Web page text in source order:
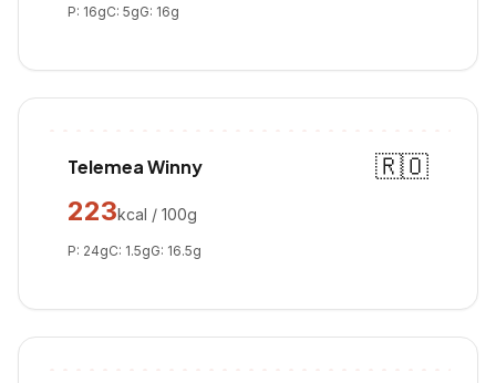
P: 16gC: 5gG: 16g
Telemea Winny
🇷🇴
223kcal / 100g
P: 24gC: 1.5gG: 16.5g